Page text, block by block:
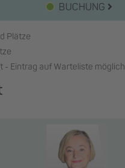
BUCHUNG
Plätze
- Eintrag auf Warteliste möglich